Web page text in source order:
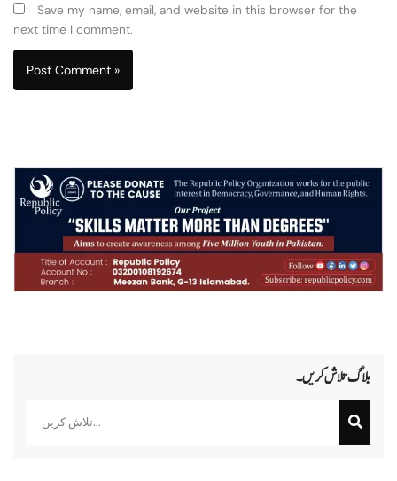
بلاگ تلاش کریں۔
Save my name, email, and website in this browser for the
next time I comment.